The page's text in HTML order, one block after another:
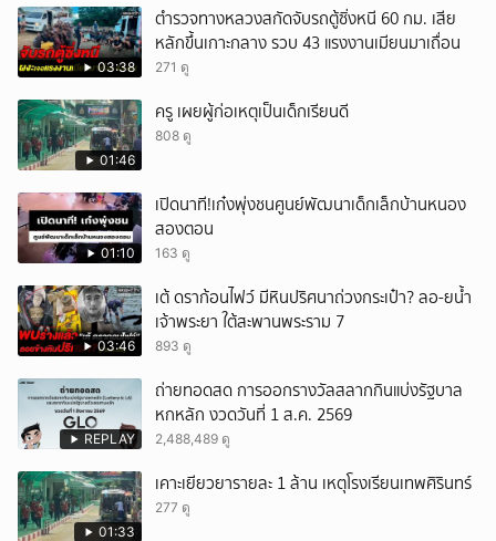
03:38
ตำรวจทางหลวงสกัดจับรถตู้ซิ่งหนี 60 กม. เสีย
หลักขึ้นเกาะกลาง รวบ 43 แรงงานเมียนมาเถื่อน
271 ดู
01:46
ครู เผยผู้ก่อเหตุเป็นเด็กเรียนดี
808 ดู
01:10
เปิดนาที!เก๋งพุ่งชนศูนย์พัฒนาเด็กเล็กบ้านหนอง
สองตอน
163 ดู
03:46
เต้ ดราก้อนไฟว์ มีหินปริศนาถ่วงกระเป๋า? ลอ-ยน้ำ
เจ้าพระยา ใต้สะพานพระราม 7
893 ดู
REPLAY
ถ่ายทอดสด การออกรางวัลสลากกินแบ่งรัฐบาล
หกหลัก งวดวันที่ 1 ส.ค. 2569
2,488,489 ดู
01:33
เคาะเยียวยารายละ 1 ล้าน เหตุโรงเรียนเทพศิรินทร์
277 ดู